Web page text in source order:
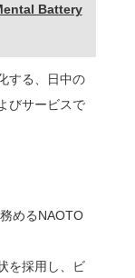
Battery
する、日中の
びサービスで
めるNAOTO
を採用し、ビ